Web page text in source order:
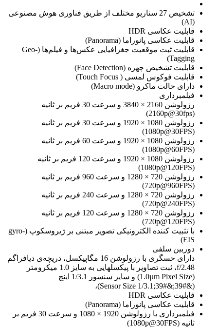
تشخیص 27 سناریو مختلف از طریق فناوری هوش مصنوعی
(AI)
قابلیت عکاسی HDR
قابلیت عکاسی پانوراما (Panorama)
قابلیت ثبت موقعیت جغرافیایی عکس‌ها و فیلم‌ها (Geo-
Tagging)
قابلیت تشخیص چهره (Face Detection)
قابلیت فوکوس لمسی ( Touch Focus)
دارای حالت ماکرو (Macro mode)
فیلمبرداری
رزولوشن 2160 × 3840 و سرعت 30 فریم بر ثانیه
(2160p@30fps)
رزولوشن 1080 × 1920 و سرعت 30 فریم بر ثانیه
(1080p@30FPS)
رزولوشن 1080 × 1920 و سرعت 60 فریم بر ثانیه
(1080p@60FPS)
رزولوشن 1080 × 1920 و سرعت 120 فریم بر ثانیه
(1080p@120FPS)
رزولوشن 720 × 1280 و سرعت 960 فریم بر ثانیه
(720p@960FPS)
رزولوشن 720 × 1280 و سرعت 240 فریم بر ثانیه
(720p@240FPS)
رزولوشن 720 × 1280 و سرعت 120 فریم بر ثانیه
(720p@120FPS)
با تثبیت کننده الکترونیکی تصویر مبتنی بر ژیروسکوپ (gyro-
EIS)
دوربین سلفی
دارای حسگری با رزولوشن 16 مگاپیکسل، دریچه‌ی دیافراگم
f/2.48، ثبت تصاویر با پیکسل‎هایی به سایز 1.0 میکرومتر
(1.0µm Pixel Size) و سایز سنسور 1/3.1 اینچ
(&#39;&#39;Sensor Size 1/3.1)،
قابلیت عکاسی HDR
قابلیت عکاسی پانوراما (Panorama)
فیلمبرداری با رزولوشن 1920 × 1080 و سرعت 30 فریم بر
ثانیه (1080p@30FPS)